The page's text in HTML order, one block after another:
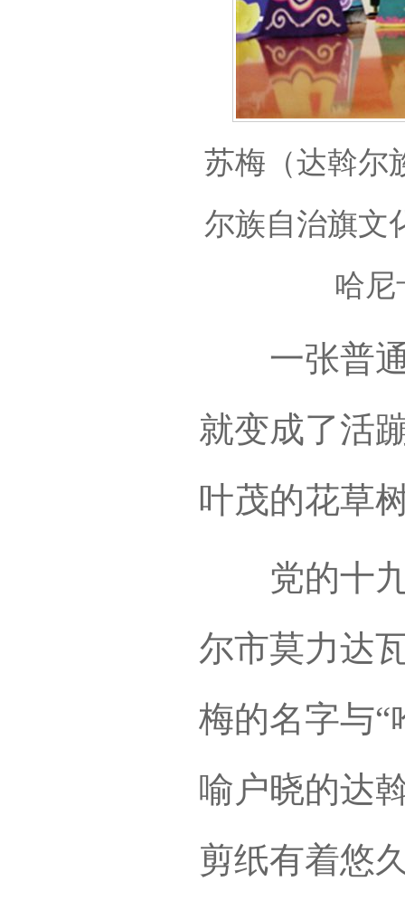
苏梅（达斡尔
尔族自治旗文
哈尼
一张普通
就变成了活
叶茂的花草
党的十九
尔市莫力达
梅的名字与“
喻户晓的达
剪纸有着悠